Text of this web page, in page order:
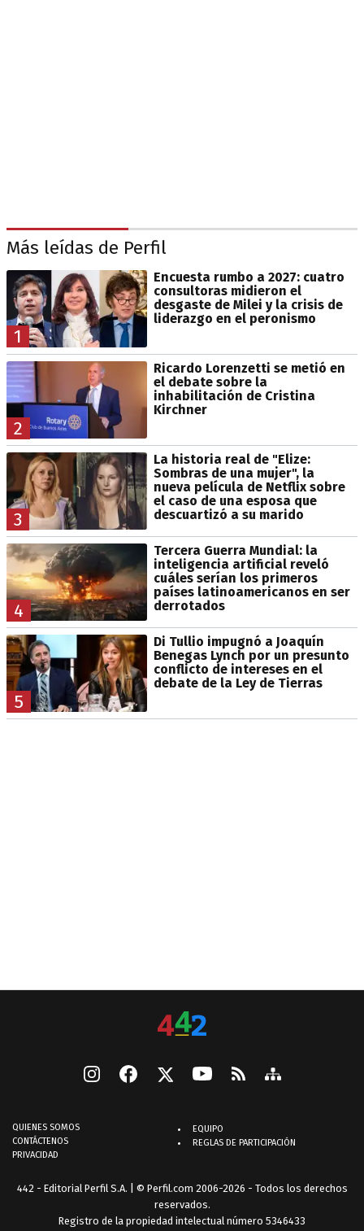
Más leídas de Perfil
1
Encuesta rumbo a 2027: cuatro
consultoras midieron el
desgaste de Milei y la crisis de
liderazgo en el peronismo
2
Ricardo Lorenzetti se metió en
el debate sobre la
inhabilitación de Cristina
Kirchner
3
La historia real de "Elize:
Sombras de una mujer", la
nueva película de Netflix sobre
el caso de una esposa que
descuartizó a su marido
4
Tercera Guerra Mundial: la
inteligencia artificial reveló
cuáles serían los primeros
países latinoamericanos en ser
derrotados
5
Di Tullio impugnó a Joaquín
Benegas Lynch por un presunto
conflicto de intereses en el
debate de la Ley de Tierras
QUIENES SOMOS
CONTÁCTENOS
PRIVACIDAD
EQUIPO
REGLAS DE PARTICIPACIÓN
442 - Editorial Perfil S.A. | © Perfil.com 2006-2026 - Todos los derechos
reservados.
Registro de la propiedad intelectual número 5346433